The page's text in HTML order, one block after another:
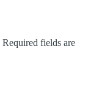
Required fields are